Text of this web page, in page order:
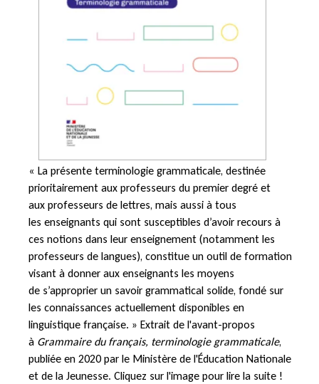
« La présente terminologie grammaticale, destinée
prioritairement aux professeurs du premier degré et
aux professeurs de lettres, mais aussi à tous
les enseignants qui sont susceptibles d’avoir recours à
ces notions dans leur enseignement (notamment les
professeurs de langues), constitue un outil de formation
visant à donner aux enseignants les moyens
de s’approprier un savoir grammatical solide, fondé sur
les connaissances actuellement disponibles en
linguistique française. » Extrait de l'avant-propos
à Grammaire du français, terminologie grammaticale,
publiée en 2020 par le Ministère de l'Éducation Nationale
et de la Jeunesse. Cliquez sur l'image pour lire la suite !